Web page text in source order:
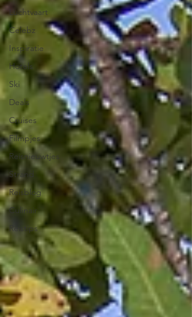
Luchtvaart
Celebz
Inspiratie
Hotels
Ski
Deals
Cruises
Filmpjes
Reisnieuwtjes
Strand
Reisblog
Culinair
Reistips